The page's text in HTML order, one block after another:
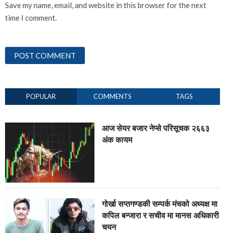
Save my name, email, and website in this browser for the next
time I comment.
POPULAR COMMENTS TAGS
आज सेयर बजार नेप्से परिसूचक २६६३
अंक कायम
गोर्खा सप्तगण्डकी सम्पर्क मंचको अध्यक्ष मा
कपिल बन्जारा र सचीव मा मानस अधिकारी
चयन